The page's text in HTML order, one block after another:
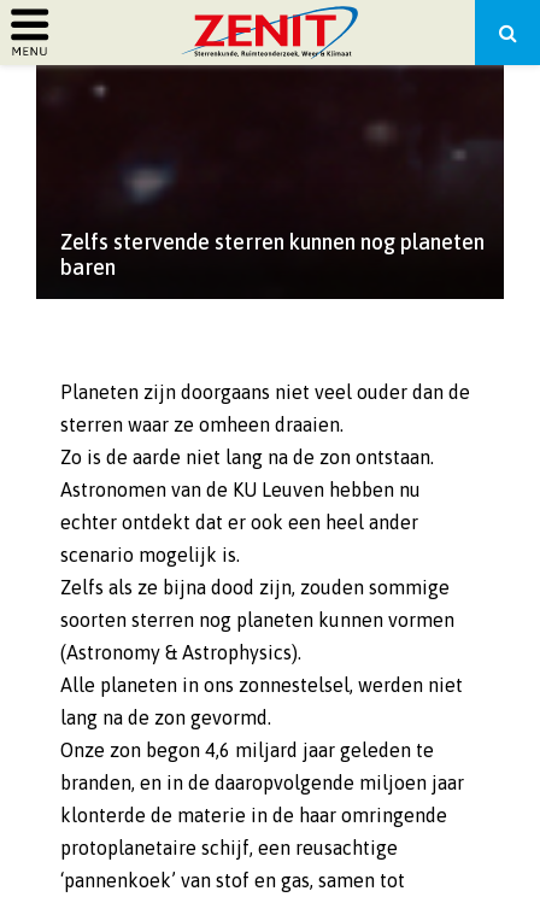
PRIMARY
Zelfs stervende sterren kunnen nog planeten
baren
Planeten zijn doorgaans niet veel ouder dan de
sterren waar ze omheen draaien.
Zo is de aarde niet lang na de zon ontstaan.
Astronomen van de KU Leuven hebben nu
echter ontdekt dat er ook een heel ander
scenario mogelijk is.
Zelfs als ze bijna dood zijn, zouden sommige
soorten sterren nog planeten kunnen vormen
(Astronomy & Astrophysics).
Alle planeten in ons zonnestelsel, werden niet
lang na de zon gevormd.
Onze zon begon 4,6 miljard jaar geleden te
branden, en in de daaropvolgende miljoen jaar
klonterde de materie in de haar omringende
protoplanetaire schijf, een reusachtige
‘pannenkoek’ van stof en gas, samen tot